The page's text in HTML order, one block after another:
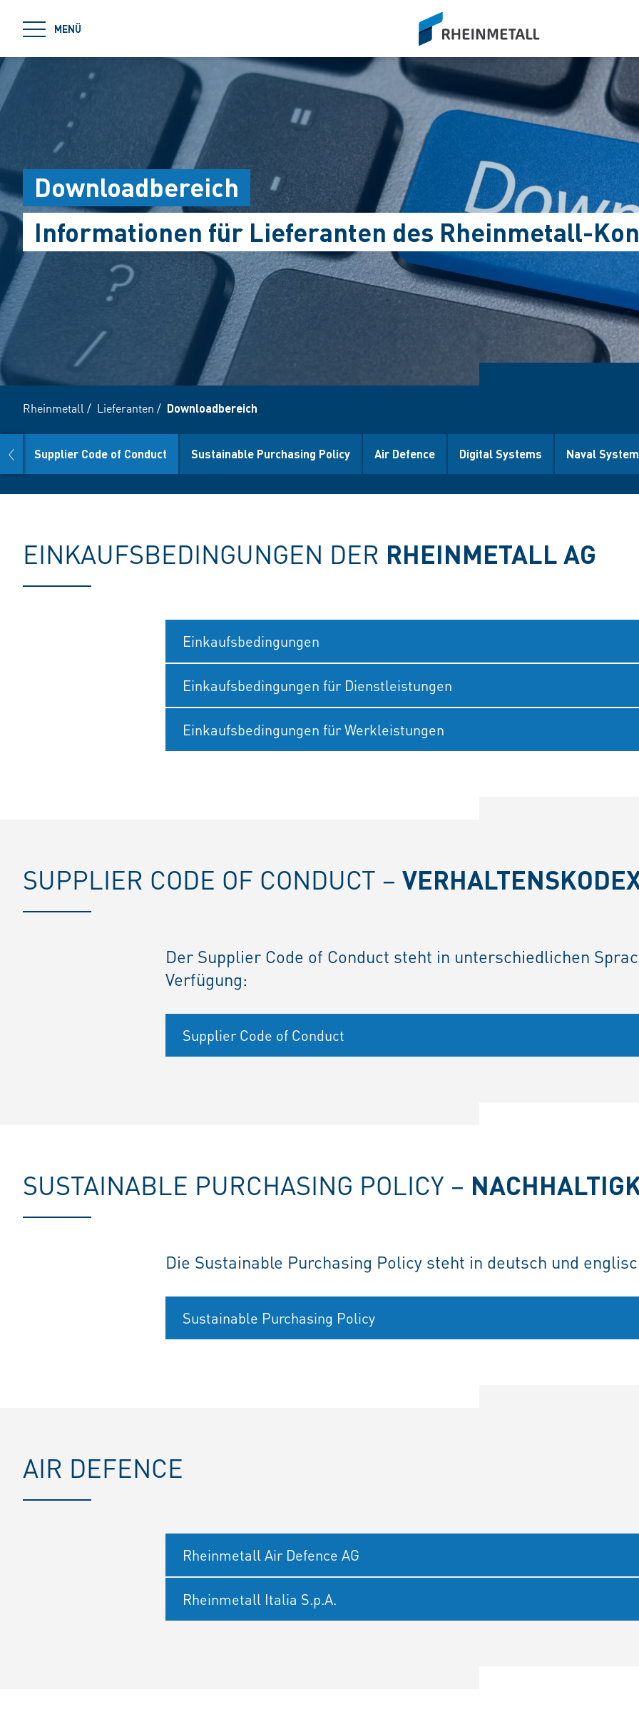
MENÜ
siteLogo
Downloadbereich
Informationen für Lieferanten des Rheinmetall-
Rheinmetall / Lieferanten / Downloadbereich
prev Supplier Code of Conduct Sustainable Purchasing Policy Air Defence Digital Systems Naval
EINKAUFSBEDINGUNGEN DER RHEINMETALL AG
Einkaufsbedingungen
Einkaufsbedingungen für Dienstleistungen
Einkaufsbedingungen für Werkleistungen
SUPPLIER CODE OF CONDUCT –
Der Supplier Code of Conduct steht in unterschiedlichen
Verfügung:
Supplier Code of Conduct
SUSTAINABLE PURCHASING POLICY –
Die Sustainable Purchasing Policy steht in deutsch und
Sustainable Purchasing Policy
AIR DEFENCE
Rheinmetall Air Defence AG
Rheinmetall Italia S.p.A.